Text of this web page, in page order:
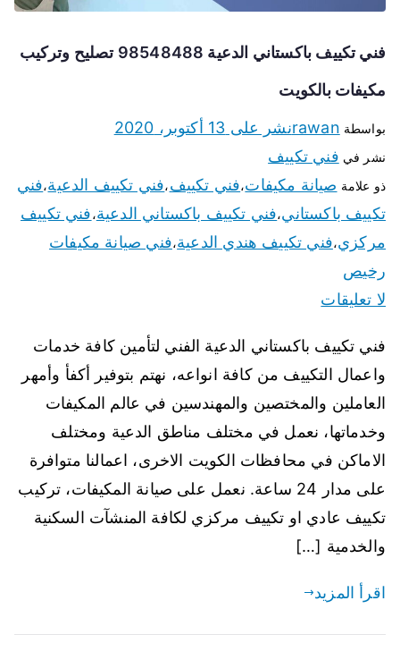
فني تكييف باكستاني الدعية 98548488 تصليح وتركيب
مكيفات بالكويت
بواسطة rawanنشر على 13 أكتوبر، 2020
نشر في فني تكييف
ذو علامة صيانة مكيفات،فني تكييف،فني تكييف الدعية،فني
تكييف باكستاني،فني تكييف باكستاني الدعية،فني تكييف
مركزي،فني تكييف هندي الدعية،فني صيانة مكيفات
رخيص
لا تعليقات
فني تكييف باكستاني الدعية الفني لتأمين كافة خدمات
واعمال التكييف من كافة انواعه، نهتم بتوفير أكفأ وأمهر
العاملين والمختصين والمهندسين في عالم المكيفات
وخدماتها، نعمل في مختلف مناطق الدعية ومختلف
الاماكن في محافظات الكويت الاخرى، اعمالنا متوافرة
على مدار 24 ساعة. نعمل على صيانة المكيفات، تركيب
تكييف عادي او تكييف مركزي لكافة المنشآت السكنية
والخدمية […]
اقرأ المزيد